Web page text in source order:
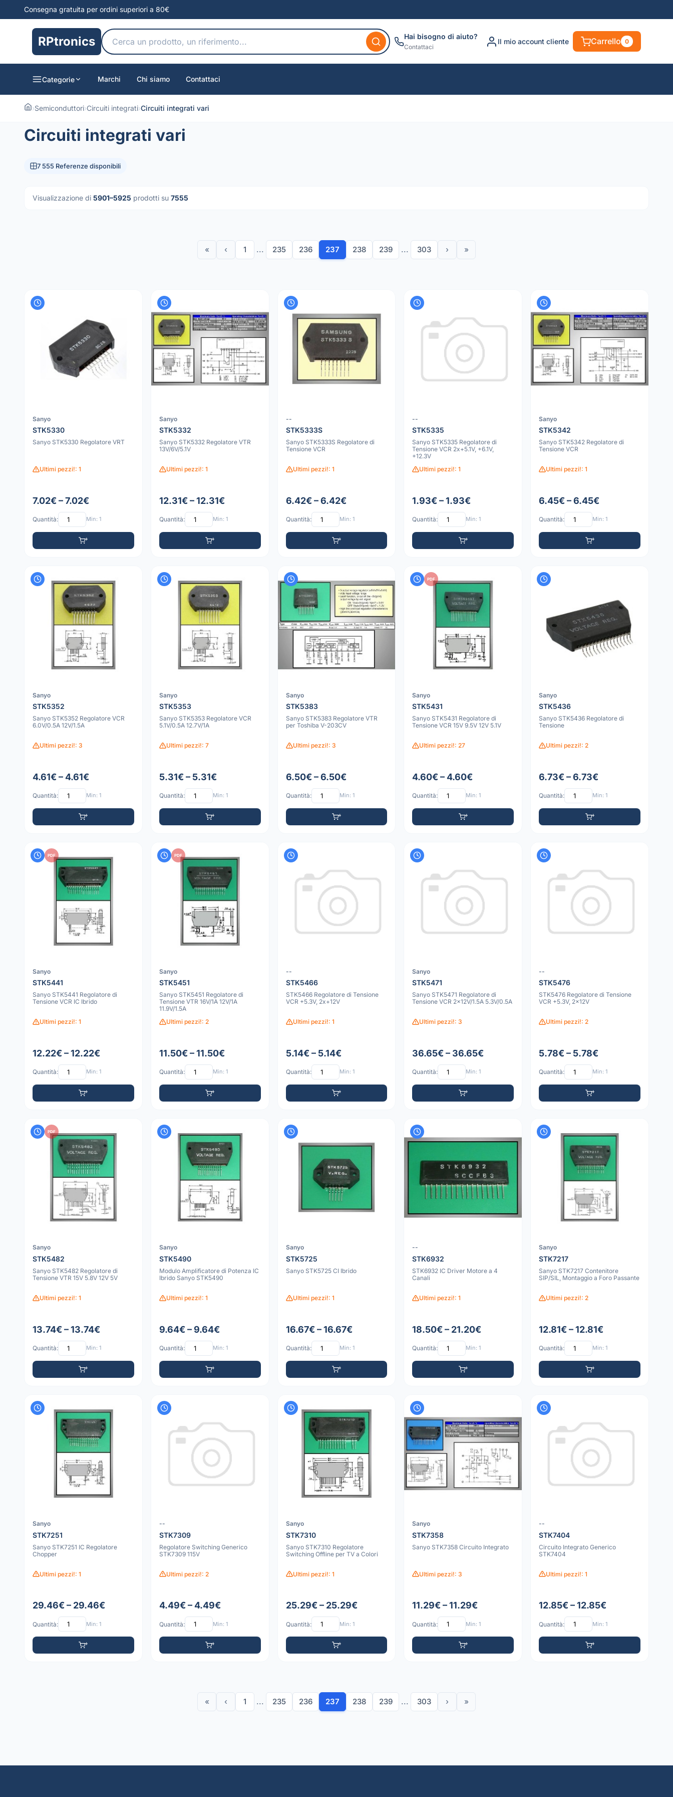
Consegna gratuita per ordini superiori a 80€
RPtronics Hai bisogno di aiuto?
Contattaci
Il mio account cliente Carrello 0
Categorie Marchi Chi siamo Contattaci
›Semiconduttori›Circuiti integrati›Circuiti integrati vari
Circuiti integrati vari
7 555 Referenze disponibili
Visualizzazione di 5901–5925 prodotti su 7555
« ‹ 1 ... 235 236 237 238 239 ... 303 › »
Sanyo
STK5330
Sanyo STK5330 Regolatore VRT
Ultimi pezzi!: 1
7.02€ – 7.02€
Quantità: Min: 1
Sanyo
STK5332
Sanyo STK5332 Regolatore VTR
13V/6V/5.1V
Ultimi pezzi!: 1
12.31€ – 12.31€
Quantità: Min: 1
--
STK5333S
Sanyo STK5333S Regolatore di
Tensione VCR
Ultimi pezzi!: 1
6.42€ – 6.42€
Quantità: Min: 1
--
STK5335
Sanyo STK5335 Regolatore di
Tensione VCR 2x+5.1V, +6.1V,
+12.3V
Ultimi pezzi!: 1
1.93€ – 1.93€
Quantità: Min: 1
Sanyo
STK5342
Sanyo STK5342 Regolatore di
Tensione VCR
Ultimi pezzi!: 1
6.45€ – 6.45€
Quantità: Min: 1
Sanyo
STK5352
Sanyo STK5352 Regolatore VCR
6.0V/0.5A 12V/1.5A
Ultimi pezzi!: 3
4.61€ – 4.61€
Quantità: Min: 1
Sanyo
STK5353
Sanyo STK5353 Regolatore VCR
5.1V/0.5A 12.7V/1A
Ultimi pezzi!: 7
5.31€ – 5.31€
Quantità: Min: 1
Sanyo
STK5383
Sanyo STK5383 Regolatore VTR
per Toshiba V-203CV
Ultimi pezzi!: 3
6.50€ – 6.50€
Quantità: Min: 1
PDF
Sanyo
STK5431
Sanyo STK5431 Regolatore di
Tensione VCR 15V 9.5V 12V 5.1V
Ultimi pezzi!: 27
4.60€ – 4.60€
Quantità: Min: 1
Sanyo
STK5436
Sanyo STK5436 Regolatore di
Tensione
Ultimi pezzi!: 2
6.73€ – 6.73€
Quantità: Min: 1
PDF
Sanyo
STK5441
Sanyo STK5441 Regolatore di
Tensione VCR IC Ibrido
Ultimi pezzi!: 1
12.22€ – 12.22€
Quantità: Min: 1
PDF
Sanyo
STK5451
Sanyo STK5451 Regolatore di
Tensione VTR 16V/1A 12V/1A
11.9V/1.5A
Ultimi pezzi!: 2
11.50€ – 11.50€
Quantità: Min: 1
--
STK5466
STK5466 Regolatore di Tensione
VCR +5.3V, 2x+12V
Ultimi pezzi!: 1
5.14€ – 5.14€
Quantità: Min: 1
Sanyo
STK5471
Sanyo STK5471 Regolatore di
Tensione VCR 2x12V/1.5A 5.3V/0.5A
Ultimi pezzi!: 3
36.65€ – 36.65€
Quantità: Min: 1
--
STK5476
STK5476 Regolatore di Tensione
VCR +5.3V, 2x12V
Ultimi pezzi!: 2
5.78€ – 5.78€
Quantità: Min: 1
PDF
Sanyo
STK5482
Sanyo STK5482 Regolatore di
Tensione VTR 15V 5.8V 12V 5V
Ultimi pezzi!: 1
13.74€ – 13.74€
Quantità: Min: 1
Sanyo
STK5490
Modulo Amplificatore di Potenza IC
Ibrido Sanyo STK5490
Ultimi pezzi!: 1
9.64€ – 9.64€
Quantità: Min: 1
Sanyo
STK5725
Sanyo STK5725 CI Ibrido
Ultimi pezzi!: 1
16.67€ – 16.67€
Quantità: Min: 1
--
STK6932
STK6932 IC Driver Motore a 4
Canali
Ultimi pezzi!: 1
18.50€ – 21.20€
Quantità: Min: 1
Sanyo
STK7217
Sanyo STK7217 Contenitore
SIP/SIL, Montaggio a Foro Passante
Ultimi pezzi!: 2
12.81€ – 12.81€
Quantità: Min: 1
Sanyo
STK7251
Sanyo STK7251 IC Regolatore
Chopper
Ultimi pezzi!: 1
29.46€ – 29.46€
Quantità: Min: 1
--
STK7309
Regolatore Switching Generico
STK7309 115V
Ultimi pezzi!: 2
4.49€ – 4.49€
Quantità: Min: 1
Sanyo
STK7310
Sanyo STK7310 Regolatore
Switching Offline per TV a Colori
Ultimi pezzi!: 1
25.29€ – 25.29€
Quantità: Min: 1
Sanyo
STK7358
Sanyo STK7358 Circuito Integrato
Ultimi pezzi!: 3
11.29€ – 11.29€
Quantità: Min: 1
--
STK7404
Circuito Integrato Generico
STK7404
Ultimi pezzi!: 1
12.85€ – 12.85€
Quantità: Min: 1
« ‹ 1 ... 235 236 237 238 239 ... 303 › »